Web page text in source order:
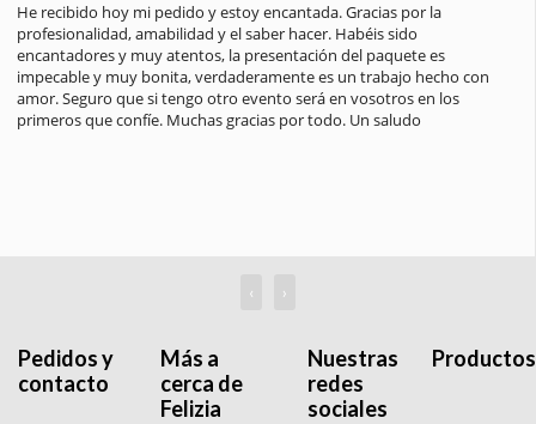
He recibido hoy mi pedido y estoy encantada. Gracias por la
profesionalidad, amabilidad y el saber hacer. Habéis sido
encantadores y muy atentos, la presentación del paquete es
impecable y muy bonita, verdaderamente es un trabajo hecho con
amor. Seguro que si tengo otro evento será en vosotros en los
primeros que confíe. Muchas gracias por todo. Un saludo
‹ ›
Pedidos y
contacto
Más a
cerca de
Felizia
Nuestras
redes
sociales
Productos